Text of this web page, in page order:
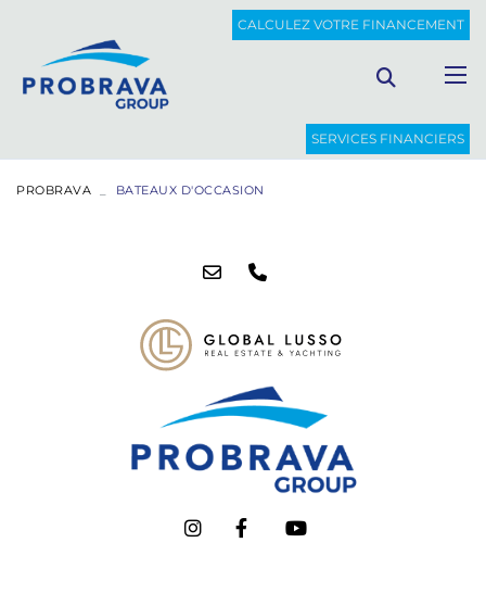
CALCULEZ VOTRE FINANCEMENT
SERVICES FINANCIERS
PROBRAVA BATEAUX D'OCCASION